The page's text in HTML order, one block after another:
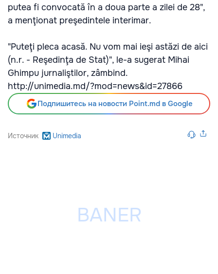
putea fi convocată în a doua parte a zilei de 28",
a menţionat preşedintele interimar.
"Puteţi pleca acasă. Nu vom mai ieşi astăzi de aici
(n.r. - Reşedinţa de Stat)", le-a sugerat Mihai
Ghimpu jurnaliştilor, zâmbind.
http://unimedia.md/?mod=news&id=27866
Подпишитесь на новости Point.md в Google
Источник Unimedia